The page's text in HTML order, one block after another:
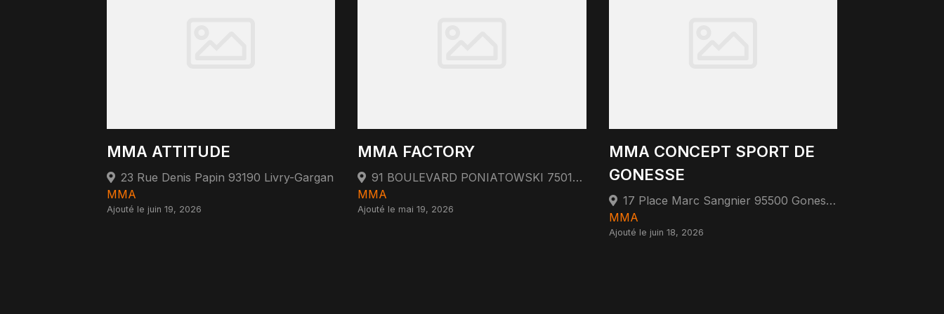
MMA ATTITUDE
23 Rue Denis Papin 93190 Livry-Gargan
MMA
Ajouté le juin 19, 2026
MMA FACTORY
91 BOULEVARD PONIATOWSKI 75012 PARIS 75012 Paris
MMA
Ajouté le mai 19, 2026
MMA CONCEPT SPORT DE
GONESSE
17 Place Marc Sangnier 95500 Gonesse
MMA
Ajouté le juin 18, 2026